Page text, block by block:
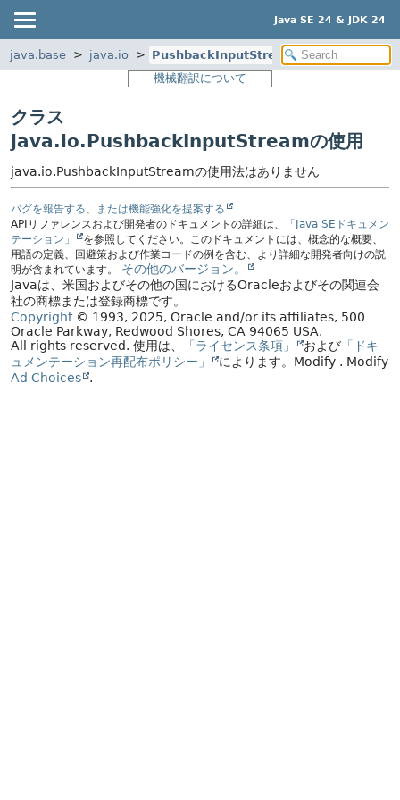
Java SE 24 & JDK 24
java.base java.io
PushbackInputStream
機械翻訳について
クラス
java.io.PushbackInputStreamの使用
java.io.PushbackInputStreamの使用法はありません
バグを報告する、または機能強化を提案する
APIリファレンスおよび開発者のドキュメントの詳細は、
「Java SEドキュメン
テーション」
を参照してください。このドキュメントには、概念的な概要、
用語の定義、回避策および作業コードの例を含む、より詳細な開発者向けの説
明が含まれています。
その他のバージョン。
Javaは、米国およびその他の国におけるOracleおよびその関連会
社の商標または登録商標です。
Copyright© 1993, 2025, Oracle and/or its affiliates, 500
Oracle Parkway, Redwood Shores, CA 94065 USA.
All rights reserved. 使用は、 「ライセンス条項」 および 「ドキ
ュメンテーション再配布ポリシー」
によります。 Modify . Modify
Ad Choices
.